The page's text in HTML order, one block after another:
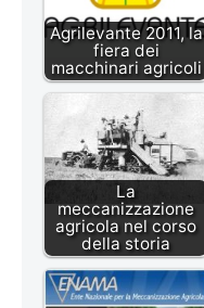
Agrilevante 2011, la
fiera dei
macchinari agricoli
La
meccanizzazione
agricola nel corso
della storia